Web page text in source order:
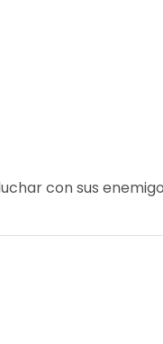
con sus